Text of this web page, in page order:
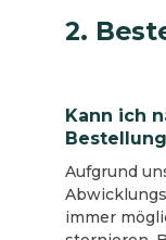
2.
Kann ich
Aufgrund
immer